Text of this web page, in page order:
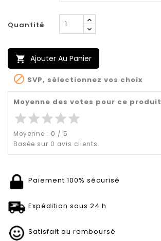
Quantité
 Ajouter Au Panier
 SVP, sélectionnez vos choix
Moyenne des votes pour ce produit
starstarstarstarstar
Moyenne : 0 / 5
Basée sur 0 avis clients.
Paiement 100% sécurisé
Expédition sous 24 h
Satisfait ou remboursé